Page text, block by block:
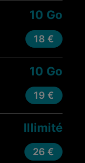
10 Go
18 €
10 Go
19 €
Illimité
26 €